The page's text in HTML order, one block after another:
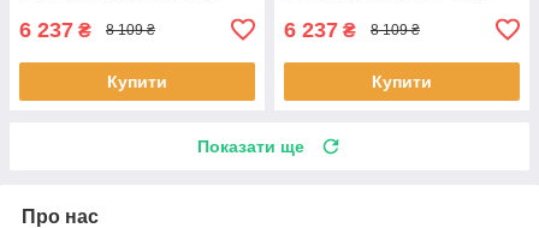
6 237 ₴ 8 109 ₴
Купити
6 237 ₴ 8 109 ₴
Купити
Показати ще
Про нас